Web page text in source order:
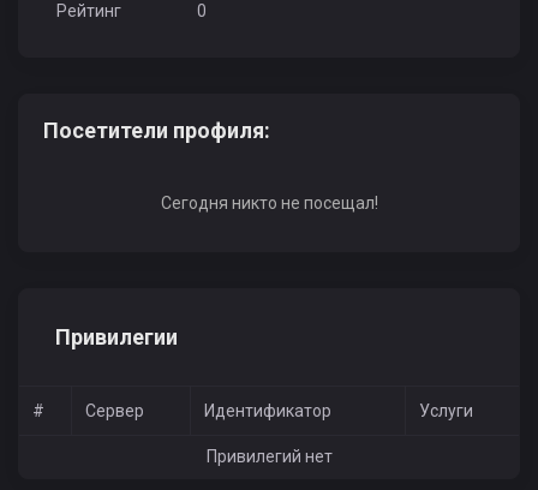
Рейтинг 0
Посетители профиля:
Сегодня никто не посещал!
Привилегии
# Сервер Идентификатор Услуги
Привилегий нет